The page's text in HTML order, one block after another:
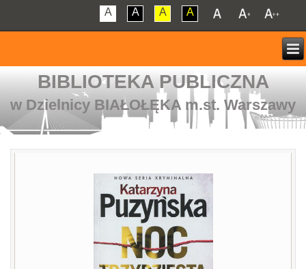
A A A A
BIBLIOTEKA PUBLICZNA
w Dzielnicy BIAŁOŁĘKA m.st. Warszawy